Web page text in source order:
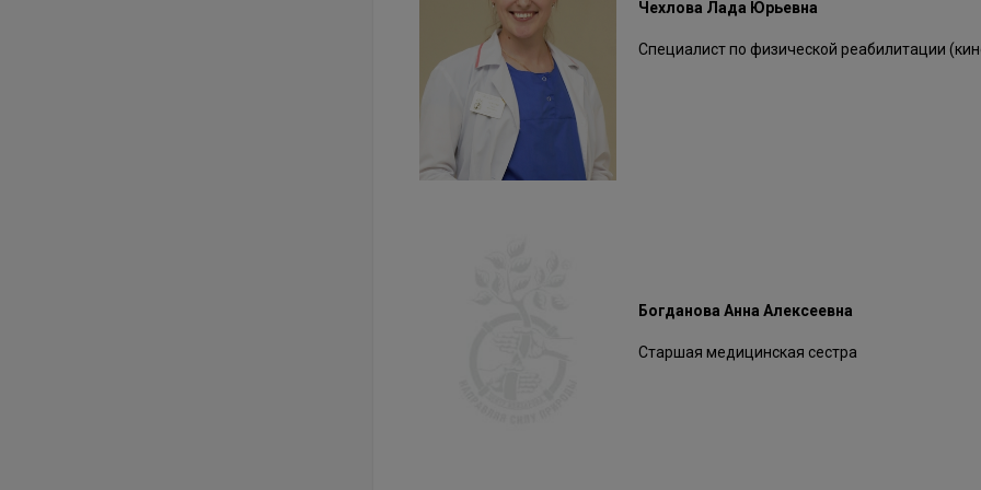
Чехлова Лада Юрьевна
Специалист по физической реабилитации
Богданова Анна Алексеевна
Старшая медицинская сестра